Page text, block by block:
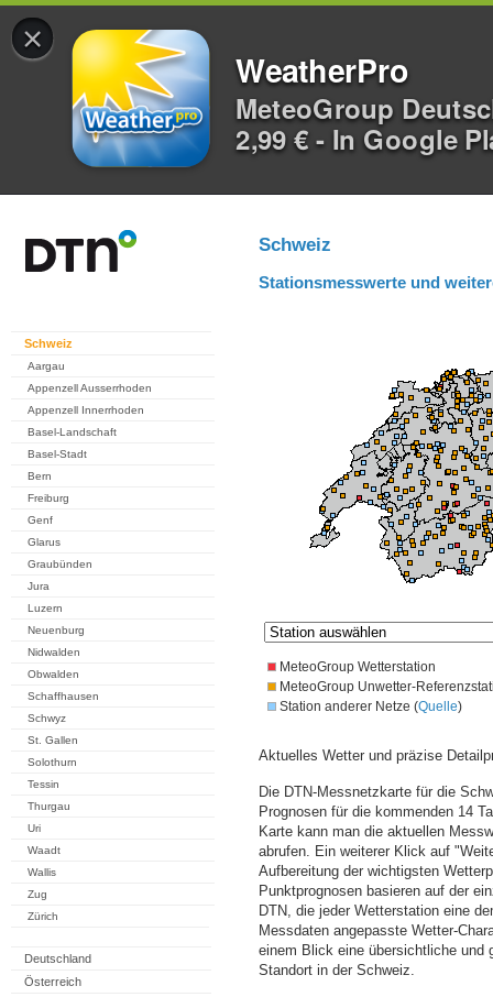
×
WeatherPro
MeteoGroup
2,99 € - In Google
Schweiz
Aargau
Appenzell Ausserrhoden
Appenzell Innerrhoden
Basel-Landschaft
Basel-Stadt
Bern
Freiburg
Genf
Glarus
Graubünden
Jura
Luzern
Neuenburg
Nidwalden
Obwalden
Schaffhausen
Schwyz
St. Gallen
Solothurn
Tessin
Thurgau
Uri
Waadt
Wallis
Zug
Zürich
Deutschland
Österreich
Schweiz
Stationsmesswerte und
MeteoGroup Wetterstation
MeteoGroup Unwetter-
Station anderer Netze (Quelle)
Aktuelles Wetter und präzise
Die DTN-Messnetzkarte für die
Prognosen für die kommenden 14
Karte kann man die aktuellen
abrufen. Ein weiterer Klick auf
Aufbereitung der wichtigsten
Punktprognosen basieren auf der
DTN, die jeder Wetterstation eine
Messdaten angepasste Wetter-
einem Blick eine übersichtliche und
Standort in der Schweiz.